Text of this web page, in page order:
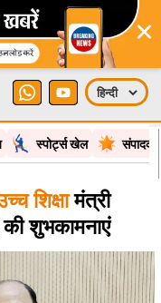
×
स्पोर्ट्स खेल
शिक्षामंत्री
की शुभकामनाएं